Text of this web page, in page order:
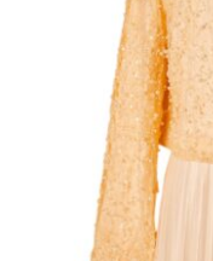
İnci
Ceket